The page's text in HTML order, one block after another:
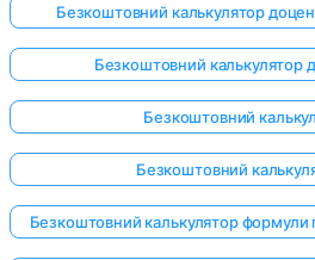
Безкоштовний калькулятор
Безкоштовний калькулятор
Безкоштовний
Безкоштовний
Безкоштовний калькулятор формули